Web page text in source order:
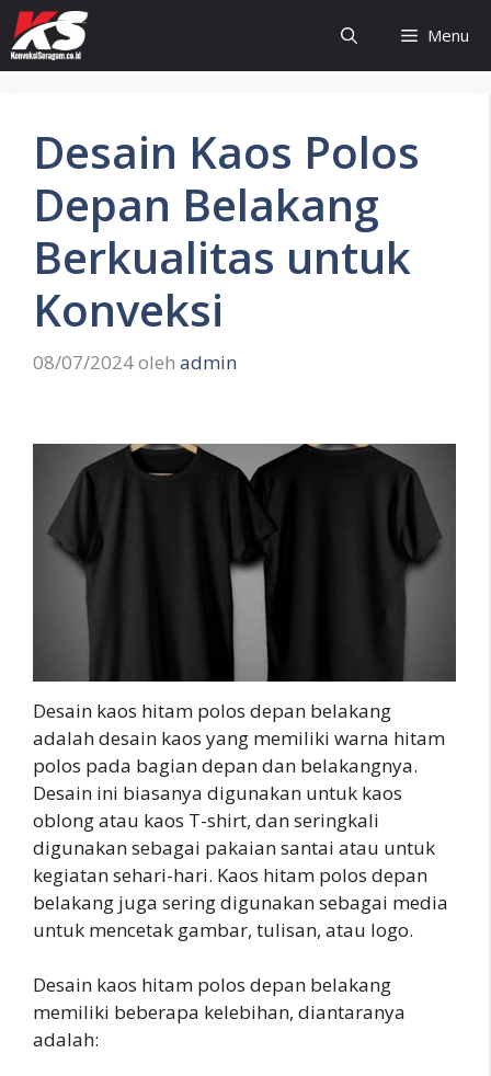
Langsung
ke
isi
Menu
Desain Kaos Polos
Depan Belakang
Berkualitas untuk
Konveksi
08/07/2024oleh admin
Desain kaos hitam polos depan belakang
adalah desain kaos yang memiliki warna hitam
polos pada bagian depan dan belakangnya.
Desain ini biasanya digunakan untuk kaos
oblong atau kaos T-shirt, dan seringkali
digunakan sebagai pakaian santai atau untuk
kegiatan sehari-hari. Kaos hitam polos depan
belakang juga sering digunakan sebagai media
untuk mencetak gambar, tulisan, atau logo.
Desain kaos hitam polos depan belakang
memiliki beberapa kelebihan, diantaranya
adalah: